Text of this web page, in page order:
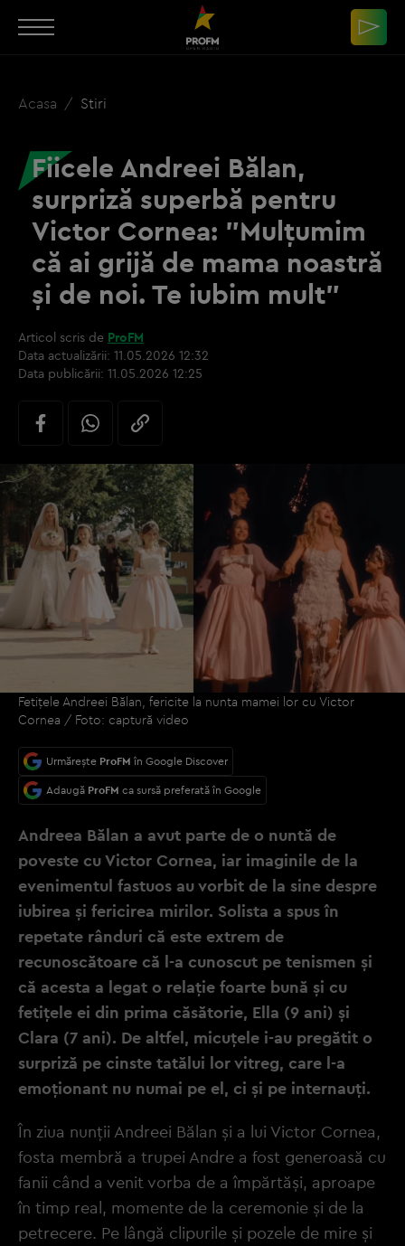
Acasa Stiri
Fiicele Andreei Bălan,
surpriză superbă pentru
Victor Cornea: "Mulțumim
că ai grijă de mama noastră
și de noi. Te iubim mult"
Articol scris de ProFM
Data actualizării: 11.05.2026 12:32
Data publicării: 11.05.2026 12:25
Fetițele Andreei Bălan, fericite la nunta mamei lor cu Victor
Cornea / Foto: captură video
Urmărește ProFM în Google Discover
Adaugă ProFM ca sursă preferată în Google
Andreea Bălan a avut parte de o nuntă de
poveste cu Victor Cornea, iar imaginile de la
evenimentul fastuos au vorbit de la sine despre
iubirea și fericirea mirilor. Solista a spus în
repetate rânduri că este extrem de
recunoscătoare că l-a cunoscut pe tenismen și
că acesta a legat o relație foarte bună și cu
fetițele ei din prima căsătorie, Ella (9 ani) și
Clara (7 ani). De altfel, micuțele i-au pregătit o
surpriză pe cinste tatălui lor vitreg, care l-a
emoționant nu numai pe el, ci și pe internauți.
În ziua nunții Andreei Bălan și a lui Victor Cornea,
fosta membră a trupei Andre a fost generoasă cu
fanii când a venit vorba de a împărtăși, aproape
în timp real, momente de la ceremonie și de la
petrecere. Pe lângă clipurile și pozele de mire și